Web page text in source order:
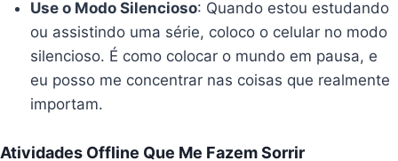
Use o Modo Silencioso: Quando estou estudando
ou assistindo uma série, coloco o celular no modo
silencioso. É como colocar o mundo em pausa, e
eu posso me concentrar nas coisas que realmente
importam.
Atividades Offline Que Me Fazem Sorrir